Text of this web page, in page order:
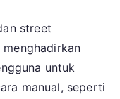
street
untuk
manual, seperti